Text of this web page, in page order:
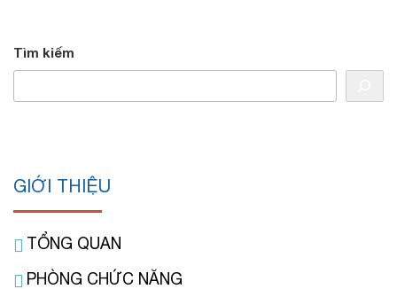
Tìm kiếm
GIỚI THIỆU
TỔNG QUAN
PHÒNG CHỨC NĂNG